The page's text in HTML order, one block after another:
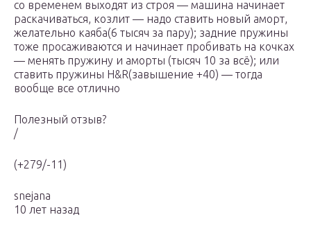
со временем выходят из строя — машина начинает
раскачиваться, козлит — надо ставить новый аморт,
желательно каяба(6 тысяч за пару); задние пружины
тоже просаживаются и начинает пробивать на кочках
— менять пружину и аморты (тысяч 10 за всё); или
ставить пружины H&R(завышение +40) — тогда
вообще все отлично
Полезный отзыв?
/
(+279/-11)
snejana
10 лет назад